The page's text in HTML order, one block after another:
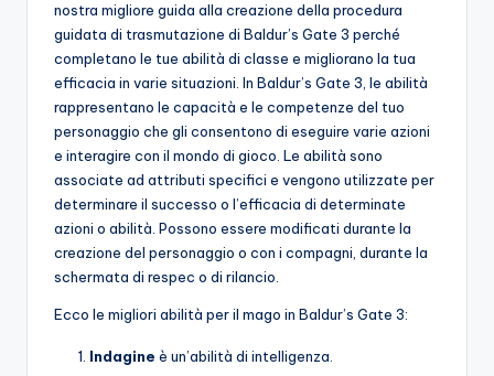
nostra migliore guida alla creazione della procedura
guidata di trasmutazione di Baldur’s Gate 3 perché
completano le tue abilità di classe e migliorano la tua
efficacia in varie situazioni. In Baldur’s Gate 3, le abilità
rappresentano le capacità e le competenze del tuo
personaggio che gli consentono di eseguire varie azioni
e interagire con il mondo di gioco. Le abilità sono
associate ad attributi specifici e vengono utilizzate per
determinare il successo o l’efficacia di determinate
azioni o abilità. Possono essere modificati durante la
creazione del personaggio o con i compagni, durante la
schermata di respec o di rilancio.
Ecco le migliori abilità per il mago in Baldur’s Gate 3:
Indagine è un’abilità di intelligenza.